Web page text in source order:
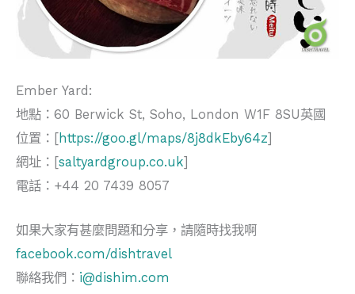
Ember Yard:
地點：60 Berwick St, Soho, London W1F 8SU英國
位置：[https://goo.gl/maps/8j8dkEby64z]
網址：[saltyardgroup.co.uk]
電話：+44 20 7439 8057
如果大家有甚麼問題和分享，請隨時找我啊
facebook.com/dishtravel
聯絡我們： i@dishim.com